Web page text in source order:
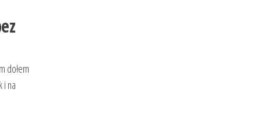
dołem
i na